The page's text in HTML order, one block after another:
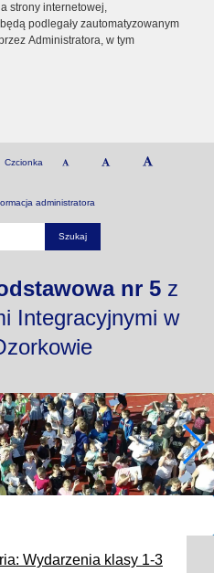
strony internetowej,
podlegały zautomatyzowanym
Administratora, w tym
Czcionka
administratora
nr 5z
Integracyjnymi w
Wydarzenia klasy 1-3